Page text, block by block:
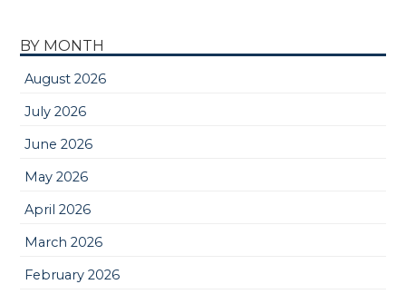
BY MONTH
August 2026
July 2026
June 2026
May 2026
April 2026
March 2026
February 2026